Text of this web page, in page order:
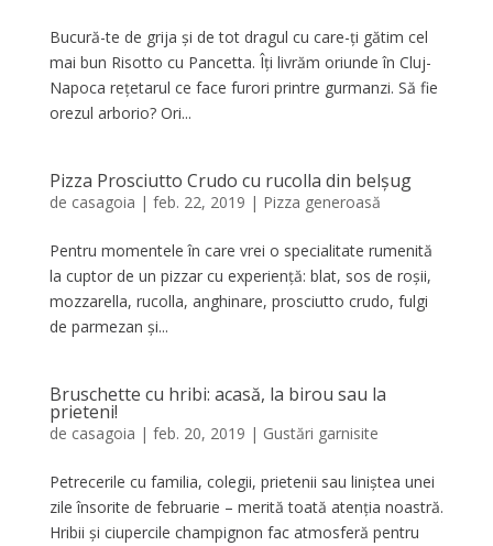
Bucură-te de grija și de tot dragul cu care-ți gătim cel
mai bun Risotto cu Pancetta. Îți livrăm oriunde în Cluj-
Napoca rețetarul ce face furori printre gurmanzi. Să fie
orezul arborio? Ori...
Pizza Prosciutto Crudo cu rucolla din belșug
de casagoia | feb. 22, 2019 | Pizza generoasă
Pentru momentele în care vrei o specialitate rumenită
la cuptor de un pizzar cu experiență: blat, sos de roșii,
mozzarella, rucolla, anghinare, prosciutto crudo, fulgi
de parmezan și...
Bruschette cu hribi: acasă, la birou sau la
prieteni!
de casagoia | feb. 20, 2019 | Gustări garnisite
Petrecerile cu familia, colegii, prietenii sau liniștea unei
zile însorite de februarie – merită toată atenția noastră.
Hribii și ciupercile champignon fac atmosferă pentru